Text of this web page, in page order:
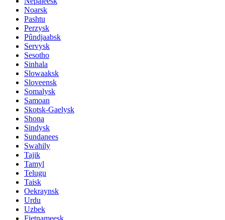
Noarsk
Pashtu
Perzysk
Pûndjaabsk
Servysk
Sesotho
Sinhala
Slowaaksk
Sloveensk
Somalysk
Samoan
Skotsk-Gaelysk
Shona
Sindysk
Sundanees
Swahily
Tajik
Tamyl
Telugu
Taisk
Oekraynsk
Urdu
Uzbek